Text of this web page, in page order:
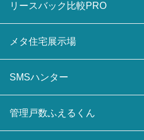
リースバック比較PRO
メタ住宅展示場
SMSハンター
管理戸数ふえるくん